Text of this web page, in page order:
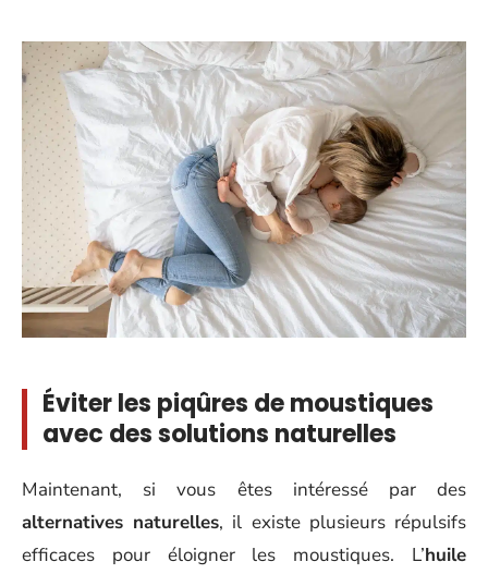
Éviter les piqûres de moustiques
avec des solutions naturelles
Maintenant, si vous êtes intéressé par des
alternatives naturelles, il existe plusieurs répulsifs
efficaces pour éloigner les moustiques. L’huile